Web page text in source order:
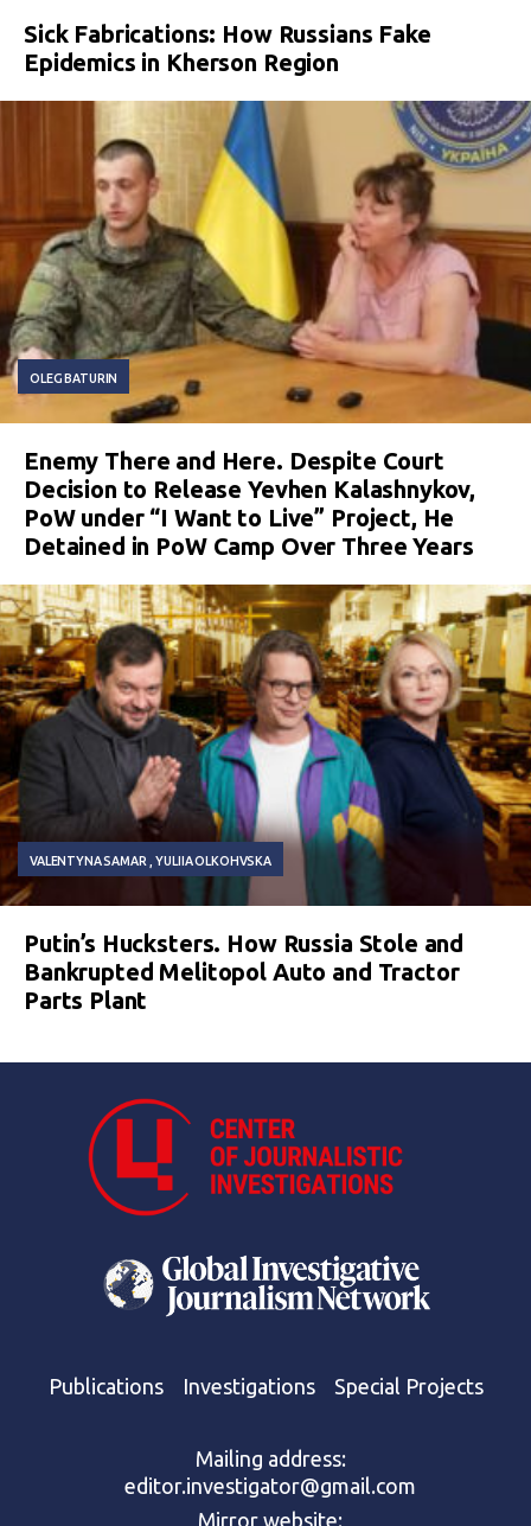
Sick Fabrications: How Russians Fake
Epidemics in Kherson Region
OLEG BATURIN
Enemy There and Here. Despite Court
Decision to Release Yevhen Kalashnykov,
PoW under “I Want to Live” Project, He
Detained in PoW Camp Over Three Years
VALENTYNA SAMAR YULIIA OLKOHVSKA
Putin’s Hucksters. How Russia Stole and
Bankrupted Melitopol Auto and Tractor
Parts Plant
Publications Investigations Special Projects
Mailing address:
editor.investigator@gmail.com
Mirror website: